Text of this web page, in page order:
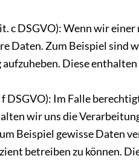
c DSGVO): Wenn wir
Daten. Zum Beispiel sind
Diese enthalten
DSGVO): Im Falle
wir uns die
Beispiel gewisse Daten
betreiben zu können.